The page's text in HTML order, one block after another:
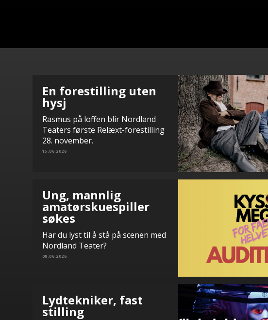
En forestilling uten
hysj
Rasmus på loffen blir Nordland
Teaters første Relæxt-forestilling
28. november.
15.06.2026
Ung, mannlig
amatørskuespiller
søkes
Har du lyst til å stå på scenen med
Nordland Teater?
08.06.2026
Lydtekniker, fast
stilling